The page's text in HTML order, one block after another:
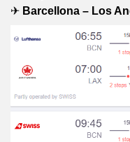
✈ Barcellona – Los